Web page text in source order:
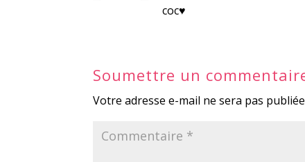
coc♥
Soumettre un
Votre adresse e-mail ne sera pas